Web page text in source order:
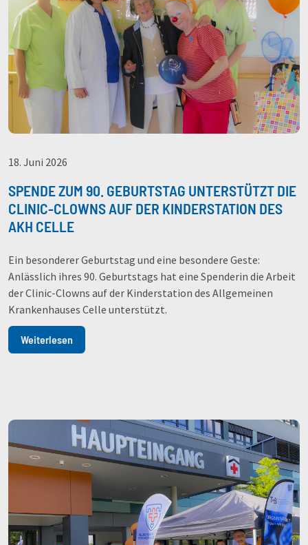
18. Juni 2026
SPENDE ZUM 90. GEBURTSTAG UNTERSTÜTZT DIE
CLINIC-CLOWNS AUF DER KINDERSTATION DES
AKH CELLE
Ein besonderer Geburtstag und eine besondere Geste:
Anlässlich ihres 90. Geburtstags hat eine Spenderin die Arbeit
der Clinic-Clowns auf der Kinderstation des Allgemeinen
Krankenhauses Celle unterstützt.
Weiterlesen